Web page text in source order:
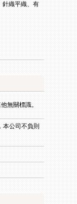
針織平織、有
無關標識。
公司不負則